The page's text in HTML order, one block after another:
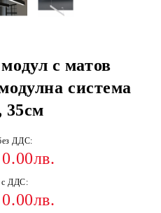
с матов
система
35см
ДДС:
0.00лв.
с ДДС:
0.00лв.